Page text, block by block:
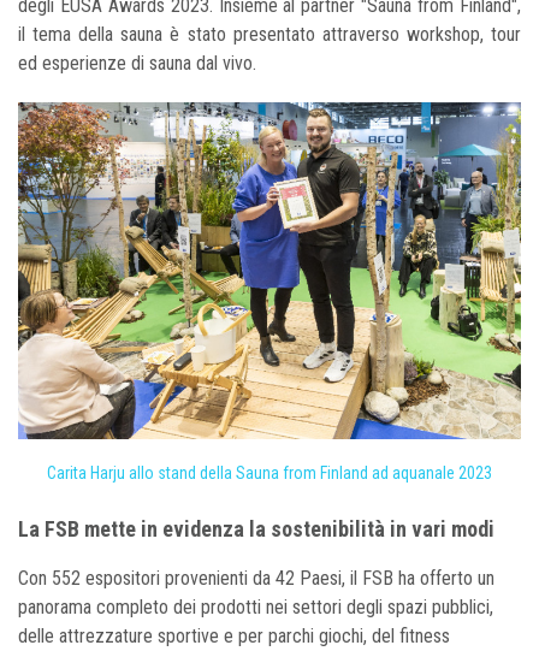
degli EUSA Awards 2023. Insieme al partner "Sauna from Finland",
il tema della sauna è stato presentato attraverso workshop, tour
ed esperienze di sauna dal vivo.
Carita Harju allo stand della Sauna from Finland ad aquanale 2023
La FSB mette in evidenza la sostenibilità in vari modi
Con 552 espositori provenienti da 42 Paesi, il FSB ha offerto un
panorama completo dei prodotti nei settori degli spazi pubblici,
delle attrezzature sportive e per parchi giochi, del fitness